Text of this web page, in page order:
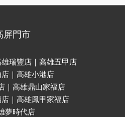
屏門市
瑞豐店｜高雄五甲店
｜高雄小港店
｜高雄鼎山家福店
｜高雄鳳甲家福店
夢時代店